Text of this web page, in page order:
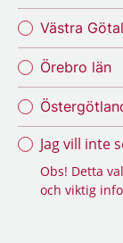
Västra
Örebro län
Jag vill inte
Obs! Detta
och viktig